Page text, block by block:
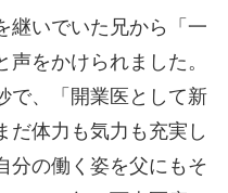
継いでいた兄から「一
をかけられました。
で、「開業医として新
だ体力も気力も充実し
分の働く姿を父にもそ